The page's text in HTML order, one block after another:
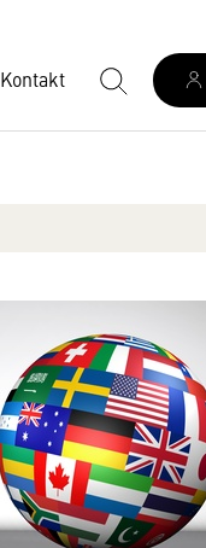
Kontakt